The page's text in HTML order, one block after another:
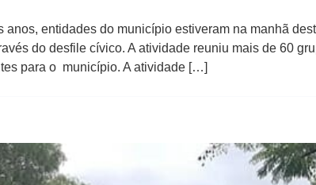
anos, entidades do município estiveram na manhã
do desfile cívico. A atividade reuniu mais de 60
para o município. A atividade […]